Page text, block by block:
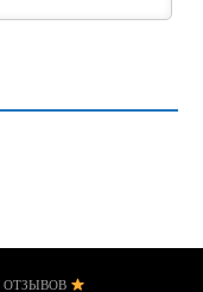
ОТЗЫВОВ